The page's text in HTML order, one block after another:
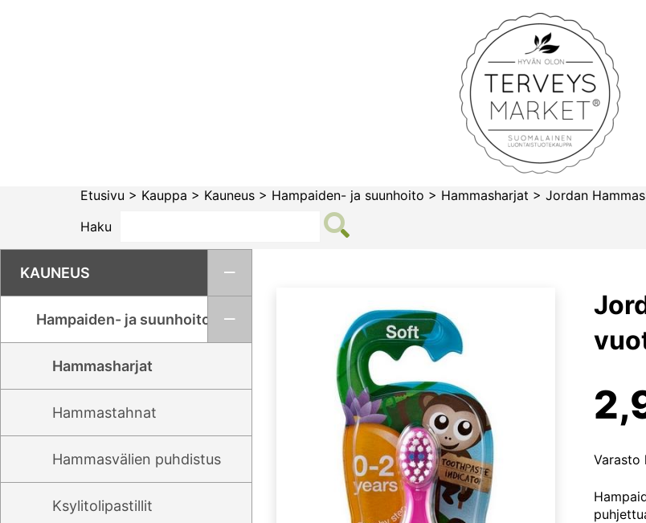
Terveysmarket
Etusivu > Kauppa > Kauneus > Hampaiden- ja suunhoito > Hammasharjat > Jordan
Haku
KAUNEUS
Hampaiden- ja suunhoito
Hammasharjat
Hammastahnat
Hammasvälien puhdistus
Ksylitolipastillit
Varasto